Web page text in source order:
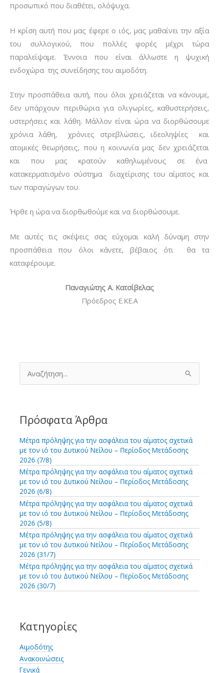
προσωπικό που διαθέτει, ολόψυχα.
Η κρίση αυτή που μας έφερε ο ιός, μας μαθαίνει την αξία
του συλλογικού, που πολλές φορές μέχρι τώρα
παραλείψαμε. Έννοια που είναι άλλωστε η ψυχική
ενδοχώρα της συνείδησης του αιμοδότη.
Στην προσπάθεια αυτή, που όλοι χρειάζεται να κάνουμε,
δεν υπάρχουν περιθώρια για ολιγωρίες, καθυστερήσεις,
υστερήσεις και λάθη. Μάλλον είναι ώρα να διορθώσουμε
χρόνια λάθη, χρόνιες στρεβλώσεις, ιδεοληψίες και
ατομικές θεωρήσεις, που η κοινωνία μας δεν χρειάζεται
και που μας κρατούν καθηλωμένους σε ένα
κατακερματισμένο σύστημα διαχείρισης του αίματος και
των παραγώγων του.
Ήρθε η ώρα να διορθωθούμε και να διορθώσουμε.
Με αυτές τις σκέψεις σας εύχομαι καλή δύναμη στην
προσπάθεια που όλοι κάνετε, βέβαιος ότι θα τα
καταφέρουμε.
Παναγιώτης Α. Κατσίβελας
Πρόεδρος Ε.ΚΕ.Α
α
τ
η
η
γ
ι
α
:
Πρόσφατα Άρθρα
Μέτρα πρόληψης για την ασφάλεια του αίματος σχετικά
με τον ιό του Δυτικού Νείλου – Περίοδος Μετάδοσης
2026 (7/8)
Μέτρα πρόληψης για την ασφάλεια του αίματος σχετικά
με τον ιό του Δυτικού Νείλου – Περίοδος Μετάδοσης
2026 (6/8)
Μέτρα πρόληψης για την ασφάλεια του αίματος σχετικά
με τον ιό του Δυτικού Νείλου – Περίοδος Μετάδοσης
2026 (5/8)
Μέτρα πρόληψης για την ασφάλεια του αίματος σχετικά
με τον ιό του Δυτικού Νείλου – Περίοδος Μετάδοσης
2026 (31/7)
Μέτρα πρόληψης για την ασφάλεια του αίματος σχετικά
με τον ιό του Δυτικού Νείλου – Περίοδος Μετάδοσης
2026 (30/7)
Κατηγορίες
Αιμοδότης
Ανακοινώσεις
Γενικά